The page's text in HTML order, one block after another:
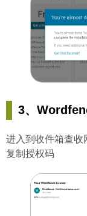
3、
进入到收件箱查收
复制授权码